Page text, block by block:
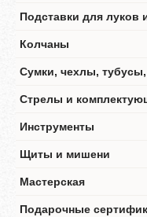
Подставки для луков
Колчаны
Сумки, чехлы,
Стрелы и
Инструменты
Щиты и мишени
Мастерская
Подарочные